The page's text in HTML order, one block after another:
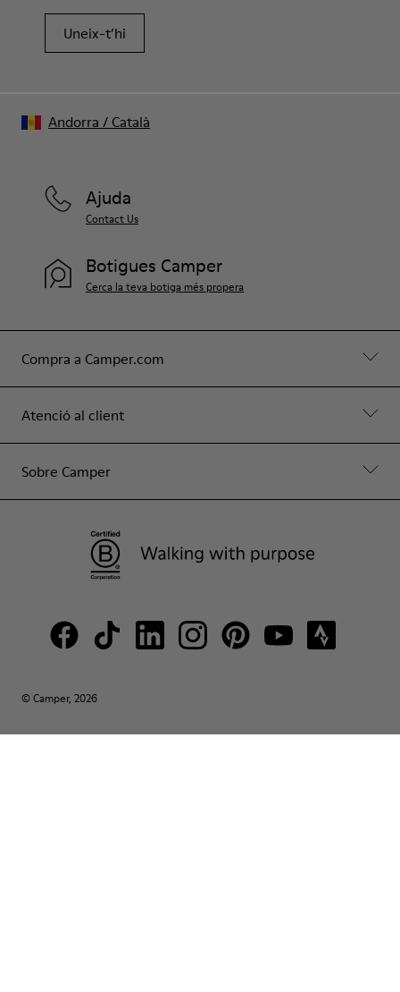
Uneix-t’hi
Compra a Camper.com
Atenció al client
Sobre Camper
Ajuda
Contact Us
Botigues Camper
Cerca la teva botiga més propera
© Camper, 2026
Andorra / Català